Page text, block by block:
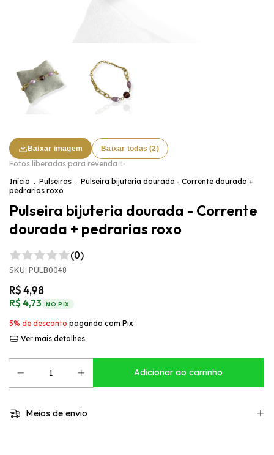
Baixar imagem Baixar todas (2)
Fotos liberadas para revenda ✨
Início . Pulseiras . Pulseira bijuteria dourada - Corrente dourada +
pedrarias roxo
Pulseira bijuteria dourada - Corrente
dourada + pedrarias roxo
(0)
SKU: PULB0048
R$ 4,98
R$ 4,73 NO PIX
5% de desconto pagando com Pix
Ver mais detalhes
Meios de envio